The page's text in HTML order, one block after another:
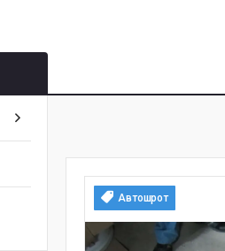
Автошрот